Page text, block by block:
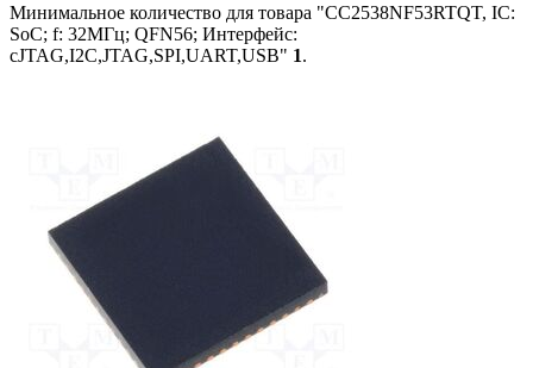
Минимальное количество для товара "CC2538NF53RTQT, IC:
SoC; f: 32МГц; QFN56; Интерфейс:
cJTAG,I2C,JTAG,SPI,UART,USB" 1.